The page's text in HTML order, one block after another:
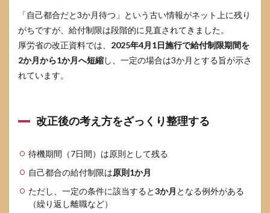
くあ
問
年度
末退
業保
えま
離職
票の
「自己都合だと3か月待つ」という古い情報がネット上に残り
がちですが、給付制限は段階的に見直されてきました。
厚労省の改正資料では、 2025年4月1日施行で給付制限期間を
2か月から1か月へ短縮し、一定の場合は3か月とする旨が示さ
れています。
改正後の考え方をざっくり整理する
待機期間（7日間）は原則として残る
自己都合の給付制限は原則1か月
ただし、一定の条件に該当すると3か月 となる例外がある
（繰り返し離職など）